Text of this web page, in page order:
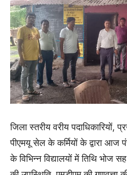
जिला स्तरीय वरीय पदाधिकारियों,
पीएमयू सेल के कर्मियों के द्वारा आज
के विभिन्न विद्यालयों में तिथि भोज